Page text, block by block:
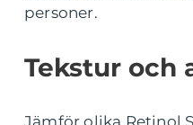
personer.
Tekstur och
Jämför olika Retinol